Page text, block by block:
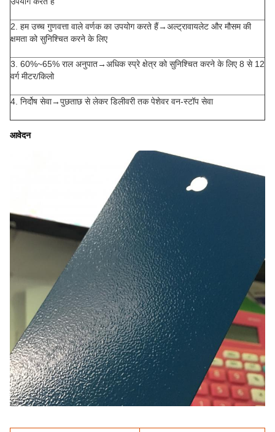
2. हम उच्च गुणवत्ता वाले वर्णक का उपयोग करते हैं→अल्ट्रावायलेट और मौसम की
क्षमता को सुनिश्चित करने के लिए
3. 60%~65% राल अनुपात→अधिक स्प्रे क्षेत्र को सुनिश्चित करने के लिए 8 से 12
वर्ग मीटर/किलो
4. निर्दोष सेवा→पुछताछ से लेकर डिलीवरी तक पेशेवर वन-स्टॉप सेवा
आवेदन